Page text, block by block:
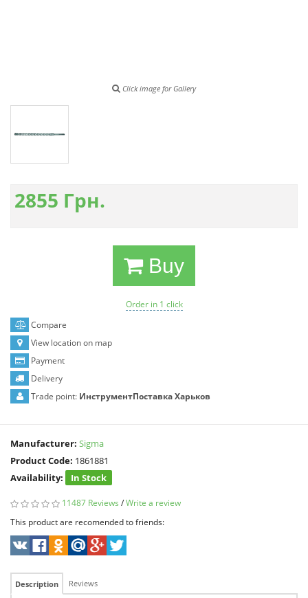
Click image for Gallery
2855 Грн.
Buy
Order in 1 click
Compare
View location on map
Payment
Delivery
Trade point: ИнструментПоставка Харьков
Manufacturer: Sigma
Product Code: 1861881
Availability:
In Stock
11487 Reviews /Write a review
This product are recomended to friends:
Description Reviews